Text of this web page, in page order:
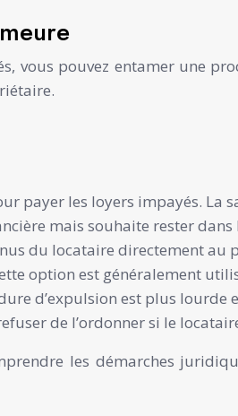
vous pouvez entamer une
payer les loyers impayés.
mais souhaite rester
du locataire directement
option est généralement
d’expulsion est plus
de l’ordonner si le
les démarches